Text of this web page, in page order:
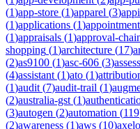
(1)app-store (1)apparel (3)appi
(1)applications (1)
(1)appraisals (1)approval-
shopping (1)architecture (17)
(2)as9100 (1)asc-606 (3)
(4)assistant (1)ato (1)
(1)audit (7)audit-trail (1)
(2)australia-gst (1)
(3)autogen (2)automation (119
(2)awareness (1)aws (10)